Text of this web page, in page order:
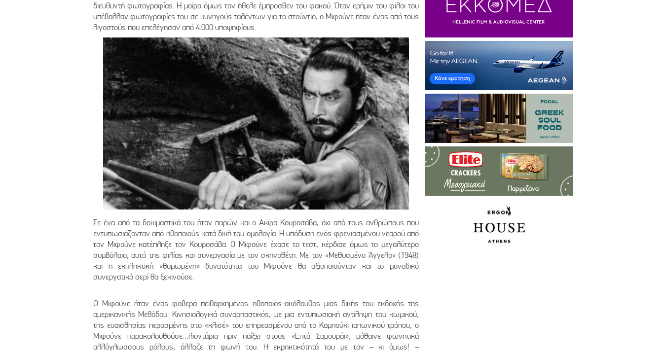
διευθυντή φωτογραφίας. Η μοίρα όμως τον ήθελε έμπροσθεν του φακού. Όταν ερήμιν του φίλοι του
υπέβαλλαν φωτογραφίες του σε κυνηγούς ταλέντων για το στούντιο, ο Μιφούνε ήταν ένας από τους
λιγοστούς που επελέγησαν από 4.000 υποψηφίους.
Σε ένα από τα δοκιμαστικά του ήταν παρών και ο Ακίρα Κουροσάβα, όχι από τους ανθρώπους που
εντυπωσιάζονταν από ηθοποιούς κατά δική του ομολογία. Η υπόδυση ενός φρενιασμένου νεαρού από
τον Μιφούνε κατέπληξε τον Κουροσάβα. Ο Μιφούνε έχασε το τεστ, κέρδισε όμως το μεγαλύτερο
συμβόλαιο, αυτό της φιλίας και συνεργασία με τον σκηνοθέτη. Με τον «Μεθυσμένο Άγγελο» (1948)
και η εκπληκτική «θυμωμένη» δυνατότητα του Μιφούνε θα αξιοποιούνταν και το μοναδικό
συνεργατικό σερί θα ξεκινούσε.
Ο Μιφούνε ήταν ένας φοβερά πειθαρχημένος ηθοποιός-ακόλουθος μιας δικής του εκδοχής της
αμερικανικής Μεθόδου. Κινησιολογικά συναρπαστικός, με μια εντυπωσιακή αντίληψη του κωμικού,
της ευαισθησίας περασμένης στο «κλισέ» του επηρεασμένου από το Καμπούκι ιαπωνικού τρόπου, ο
Μιφούνε παρακολουθούσε…λιοντάρια πριν παίξει στους «Επτά Σαμουράι», μάθαινε φωνητικά
αλλόγλωσσους ρόλους, άλλαζε τη φωνή του. Η εκρηκτικότητά του με τον – κι όμως! –